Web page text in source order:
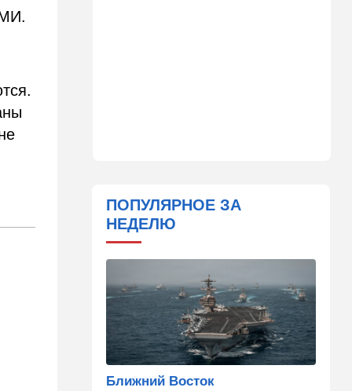
ресторане в Москве
15:00 Культура
сходить с детьми на
каникулах
14:49 Стиль жизни
Спор, которому нет конца:
кто умнее - кошки или
ПОПУЛЯРНОЕ ЗА
НЕДЕЛЮ
Ближний Восток